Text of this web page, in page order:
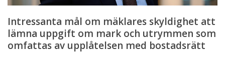
utrymmen
som
omfattas
av
Intressanta mål om mäklares skyldighet att
lämna uppgift om mark och utrymmen som
omfattas av upplåtelsen med bostadsrätt